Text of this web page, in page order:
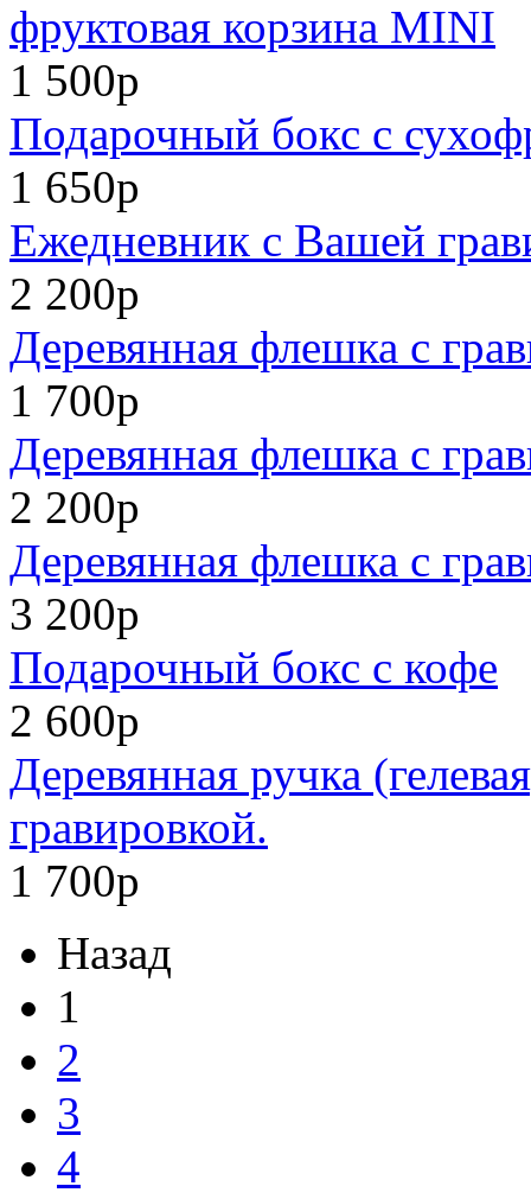
фруктовая корзина MINI
1 500р
Подарочный бокс с
1 650р
Ежедневник с Вашей
2 200р
Деревянная флешка с
1 700р
Деревянная флешка с
2 200р
Деревянная флешка с
3 200р
Подарочный бокс с кофе
2 600р
Деревянная ручка
гравировкой.
1 700р
Назад
1
2
3
4